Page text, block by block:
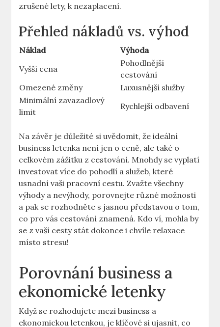
zrušené lety, k nezaplacení.
Přehled nákladů vs. výhod
Náklad
Výhoda
Vyšší cena
Pohodlnější
cestování
Omezené změny
Luxusnější služby
Minimální zavazadlový
limit
Rychlejší odbavení
Na závěr je důležité si uvědomit, že ideální
business letenka není jen o ceně, ale také o
celkovém zážitku z cestování. Mnohdy se vyplatí
investovat více do pohodlí a služeb, které
usnadní vaši pracovní cestu. Zvažte všechny
výhody a nevýhody, porovnejte různé možnosti
a pak se rozhodněte s jasnou představou o tom,
co pro vás cestování znamená. Kdo ví, mohla by
se z vaší cesty stát dokonce i chvíle relaxace
místo stresu!
Porovnání business a
ekonomické letenky
Když se rozhodujete mezi business a
ekonomickou letenkou, je klíčové si ujasnit, co